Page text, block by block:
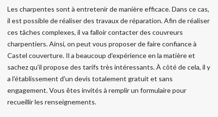
Les charpentes sont à entretenir de manière efficace. Dans ce cas,
il est possible de réaliser des travaux de réparation. Afin de réaliser
ces tâches complexes, il va falloir contacter des couvreurs
charpentiers. Ainsi, on peut vous proposer de faire confiance à
Castel couverture. Il a beaucoup d'expérience en la matière et
sachez qu'il propose des tarifs très intéressants. À côté de cela, il y
a l'établissement d'un devis totalement gratuit et sans
engagement. Vous êtes invités à remplir un formulaire pour
recueillir les renseignements.